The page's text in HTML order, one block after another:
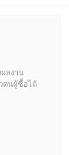
ผลงาน
ตนผู้ซื้อได้